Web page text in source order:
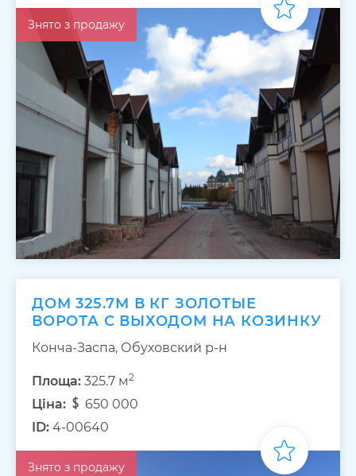
Знято з продажу
ДОМ 325.7М В КГ ЗОЛОТЫЕ
ВОРОТА С ВЫХОДОМ НА КОЗИНКУ
Конча-Заспа, Обуховский р-н
Площа: 325.7 м2
Ціна:
650 000
ID: 4-00640
Знято з продажу